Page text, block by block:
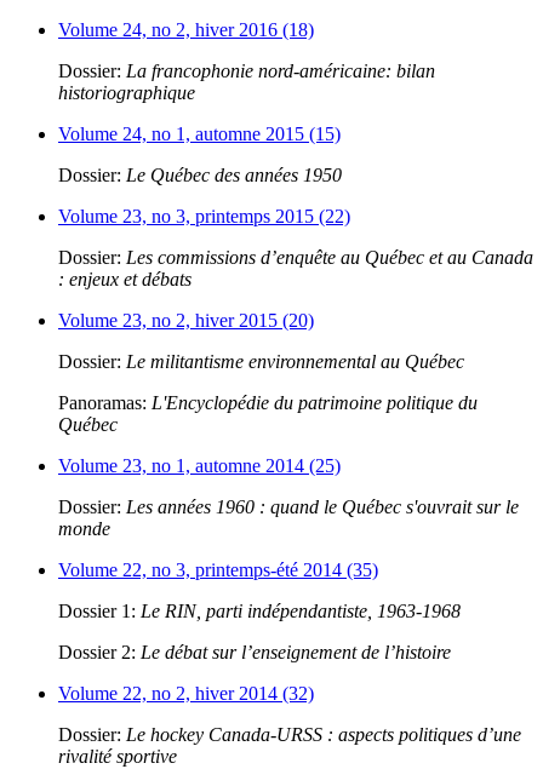
Volume 24, no 2, hiver 2016 (18)
Dossier: La francophonie nord-américaine: bilan
historiographique
Volume 24, no 1, automne 2015 (15)
Dossier: Le Québec des années 1950
Volume 23, no 3, printemps 2015 (22)
Dossier: Les commissions d’enquête au Québec et au Canada
: enjeux et débats
Volume 23, no 2, hiver 2015 (20)
Dossier: Le militantisme environnemental au Québec
Panoramas: L'Encyclopédie du patrimoine politique du
Québec
Volume 23, no 1, automne 2014 (25)
Dossier: Les années 1960 : quand le Québec s'ouvrait sur le
monde
Volume 22, no 3, printemps-été 2014 (35)
Dossier 1: Le RIN, parti indépendantiste, 1963-1968
Dossier 2: Le débat sur l’enseignement de l’histoire
Volume 22, no 2, hiver 2014 (32)
Dossier: Le hockey Canada-URSS : aspects politiques d’une
rivalité sportive